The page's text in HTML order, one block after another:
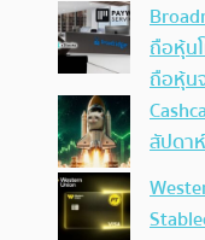
ถือหุ้น
ถือหุ้น
สัปดา